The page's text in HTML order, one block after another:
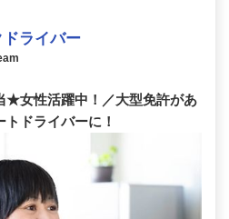
ライバー
女性活躍中！／大型免許があ
ドライバーに！